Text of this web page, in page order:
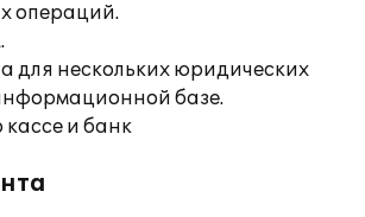
операций.
для нескольких юридических
базе.
и банк